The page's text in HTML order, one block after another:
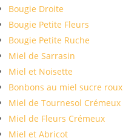
Bougie Droite
Bougie Petite Fleurs
Bougie Petite Ruche
Miel de Sarrasin
Miel et Noisette
Bonbons au miel sucre roux
Miel de Tournesol Crémeux
Miel de Fleurs Crémeux
Miel et Abricot